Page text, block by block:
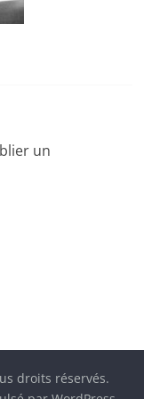
un
droits réservés.